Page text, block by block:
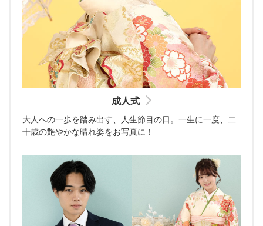
成人式
大人への一歩を踏み出す、人生節目の日。一生に一度、二
十歳の艶やかな晴れ姿をお写真に！